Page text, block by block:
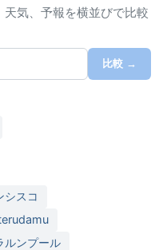
、特に夜間の冷え込
は少なく、主に冬か
降る程度。夏は薄手
ケットや防寒具が必
～5月）と秋（9月～
続く。特に春は周囲
る降雪や、春先の強
し、モンスーンの影
乾燥した日が多いた
を楽しめる。古都の
気、予報を横並びで比較
比較 →
スコ
ンプール